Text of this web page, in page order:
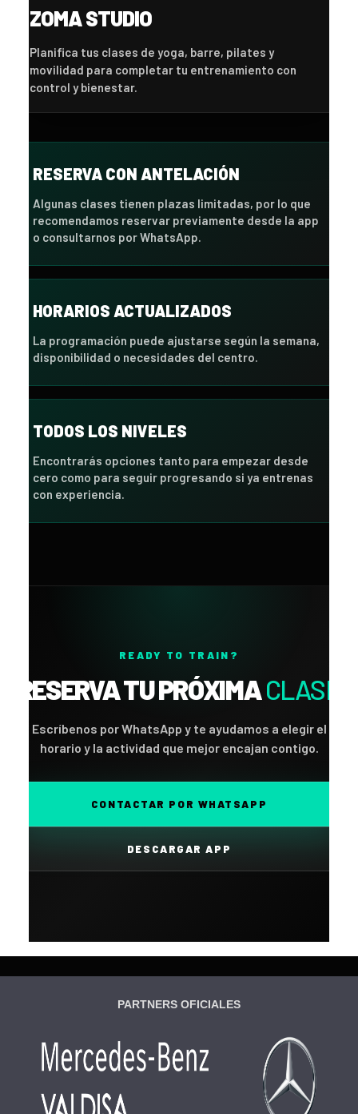
ZOMA STUDIO
Planifica tus clases de yoga, barre, pilates y
movilidad para completar tu entrenamiento con
control y bienestar.
RESERVA CON ANTELACIÓN
Algunas clases tienen plazas limitadas, por lo que
recomendamos reservar previamente desde la app
o consultarnos por WhatsApp.
HORARIOS ACTUALIZADOS
La programación puede ajustarse según la semana,
disponibilidad o necesidades del centro.
TODOS LOS NIVELES
Encontrarás opciones tanto para empezar desde
cero como para seguir progresando si ya entrenas
con experiencia.
READY TO TRAIN?
RESERVA TU PRÓXIMACLASE
Escríbenos por WhatsApp y te ayudamos a elegir el
horario y la actividad que mejor encajan contigo.
CONTACTAR POR WHATSAPP
DESCARGAR APP
PARTNERS OFICIALES